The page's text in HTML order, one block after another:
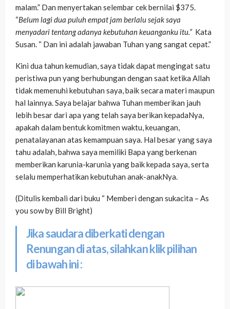
malam.” Dan menyertakan selembar cek bernilai $375.
“Belum lagi dua puluh empat jam berlalu sejak saya
menyadari tentang adanya kebutuhan keuanganku itu.” Kata
Susan. “ Dan ini adalah jawaban Tuhan yang sangat cepat.”
Kini dua tahun kemudian, saya tidak dapat mengingat satu
peristiwa pun yang berhubungan dengan saat ketika Allah
tidak memenuhi kebutuhan saya, baik secara materi maupun
hal lainnya. Saya belajar bahwa Tuhan memberikan jauh
lebih besar dari apa yang telah saya berikan kepadaNya,
apakah dalam bentuk komitmen waktu, keuangan,
penatalayanan atas kemampuan saya. Hal besar yang saya
tahu adalah, bahwa saya memiliki Bapa yang berkenan
memberikan karunia-karunia yang baik kepada saya, serta
selalu memperhatikan kebutuhan anak-anakNya.
(Ditulis kembali dari buku “ Memberi dengan sukacita – As
you sow by Bill Bright)
Jika saudara diberkati dengan
Renungan di atas, silahkan klik pilihan
di bawah ini :